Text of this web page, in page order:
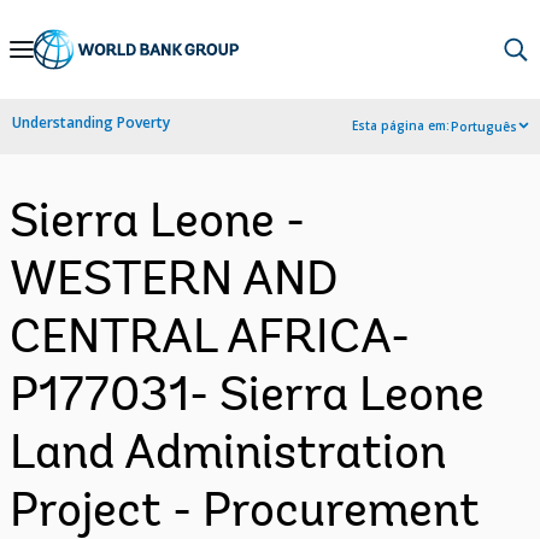
Skip
Navigation
Understanding Poverty Esta página em:Português
Sierra Leone -
WESTERN AND
CENTRAL AFRICA-
P177031- Sierra Leone
Land Administration
Project - Procurement